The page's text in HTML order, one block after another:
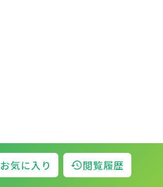
お気に入り 閲覧履歴